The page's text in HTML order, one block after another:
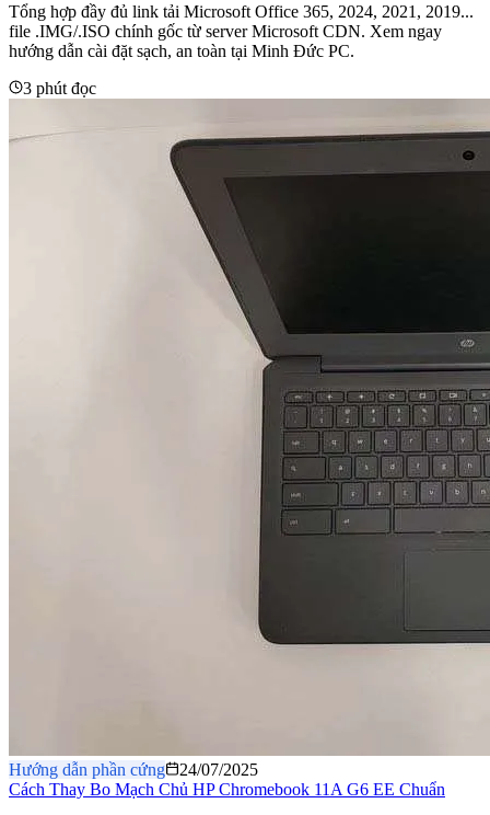
Tổng hợp đầy đủ link tải Microsoft Office 365, 2024, 2021, 2019...
file .IMG/.ISO chính gốc từ server Microsoft CDN. Xem ngay
hướng dẫn cài đặt sạch, an toàn tại Minh Đức PC.
3 phút đọc
Hướng dẫn phần cứng
24/07/2025
Cách Thay Bo Mạch Chủ HP Chromebook 11A G6 EE Chuẩn